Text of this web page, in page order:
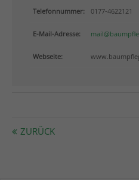
Aenean commodo ligula
parturient montes,
Telefonnummer: 0177-4622121
E-Mail-Adresse:
Webseite:
ZURÜCK